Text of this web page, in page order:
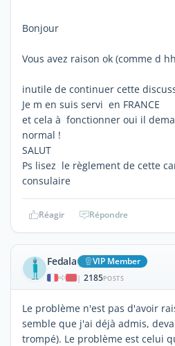
Bonjour
Vous avez raison ok (comme d
inutile de continuer cette
Je m en suis servi en FRANCE
et cela à fonctionner oui il
normal !
SALUT
Ps lisez le règlement de cette
consulaire
Réagir Répondre
Fedala VIP Member
| 2185POSTS
Le problème n'est pas d'avoir
semble que j'ai déjà admis,
trompé). Le problème est celui